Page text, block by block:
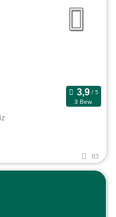
3 Bew.
83